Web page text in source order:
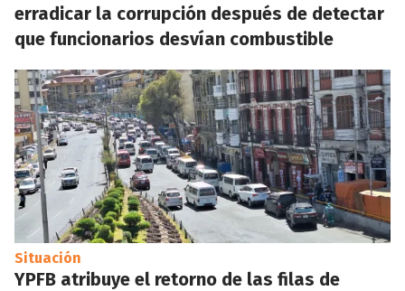
erradicar la corrupción después de detectar
que funcionarios desvían combustible
Situación
YPFB atribuye el retorno de las filas de